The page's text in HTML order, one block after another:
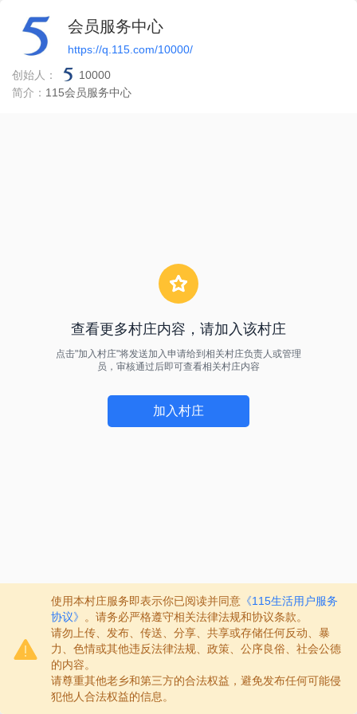
会员服务中心
https://q.115.com/10000/
创始人：
10000
简介： 115会员服务中心
查看更多村庄内容，请加入该村庄
点击"加入村庄"将发送加入申请给到相关村庄负责人或管理
员，审核通过后即可查看相关村庄内容
加入村庄
使用本村庄服务即表示你已阅读并同意 《115生活用户服务
协议》
。请务必严格遵守相关法律法规和协议条款。
请勿上传、发布、传送、分享、共享或存储任何反动、暴
力、色情或其他违反法律法规、政策、公序良俗、社会公德
的内容。
请尊重其他老乡和第三方的合法权益，避免发布任何可能侵
犯他人合法权益的信息。